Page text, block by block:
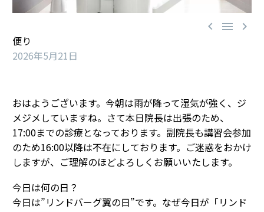
  
便り
2026年5月21日
おはようございます。今朝は雨が降って湿気が強く、ジ
メジメしていますね。さて本日院長は出張のため、
17:00までの診療となっております。副院長も講習会参加
のため16:00以降は不在にしております。ご迷惑をおかけ
しますが、ご理解のほどよろしくお願いいたします。
今日は何の日？
今日は”リンドバーグ翼の日”です。なぜ今日が「リンド